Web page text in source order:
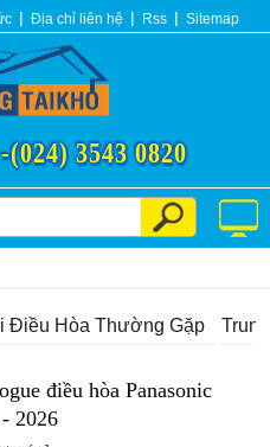
Địa chỉ liên hệ Rss Sitemap
(024) 3543 0820
Điều Hòa Thường Gặp
điều hòa Panasonic
2026